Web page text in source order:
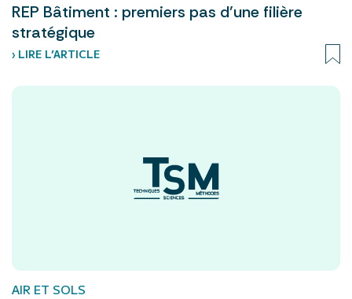
REP Bâtiment : premiers pas d’une filière
stratégique
› LIRE L’ARTICLE
AIR ET SOLS